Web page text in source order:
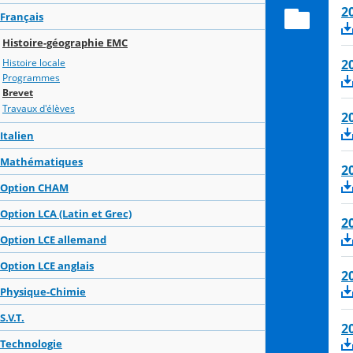
Français
Histoire-géographie EMC
Histoire locale
Programmes
Brevet
Travaux d'élèves
Italien
Mathématiques
Option CHAM
Option LCA (Latin et Grec)
Option LCE allemand
Option LCE anglais
Physique-Chimie
S.V.T.
Technologie